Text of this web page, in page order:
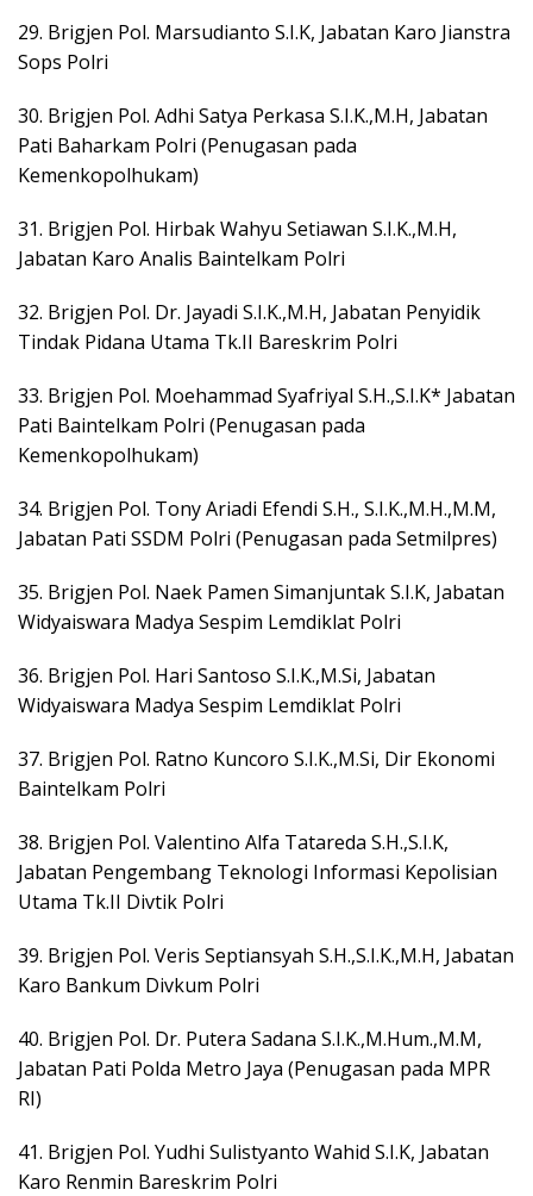
29. Brigjen Pol. Marsudianto S.I.K, Jabatan Karo Jianstra
Sops Polri
30. Brigjen Pol. Adhi Satya Perkasa S.I.K.,M.H, Jabatan
Pati Baharkam Polri (Penugasan pada
Kemenkopolhukam)
31. Brigjen Pol. Hirbak Wahyu Setiawan S.I.K.,M.H,
Jabatan Karo Analis Baintelkam Polri
32. Brigjen Pol. Dr. Jayadi S.I.K.,M.H, Jabatan Penyidik
Tindak Pidana Utama Tk.II Bareskrim Polri
33. Brigjen Pol. Moehammad Syafriyal S.H.,S.I.K* Jabatan
Pati Baintelkam Polri (Penugasan pada
Kemenkopolhukam)
34. Brigjen Pol. Tony Ariadi Efendi S.H., S.I.K.,M.H.,M.M,
Jabatan Pati SSDM Polri (Penugasan pada Setmilpres)
35. Brigjen Pol. Naek Pamen Simanjuntak S.I.K, Jabatan
Widyaiswara Madya Sespim Lemdiklat Polri
36. Brigjen Pol. Hari Santoso S.I.K.,M.Si, Jabatan
Widyaiswara Madya Sespim Lemdiklat Polri
37. Brigjen Pol. Ratno Kuncoro S.I.K.,M.Si, Dir Ekonomi
Baintelkam Polri
38. Brigjen Pol. Valentino Alfa Tatareda S.H.,S.I.K,
Jabatan Pengembang Teknologi Informasi Kepolisian
Utama Tk.II Divtik Polri
39. Brigjen Pol. Veris Septiansyah S.H.,S.I.K.,M.H, Jabatan
Karo Bankum Divkum Polri
40. Brigjen Pol. Dr. Putera Sadana S.I.K.,M.Hum.,M.M,
Jabatan Pati Polda Metro Jaya (Penugasan pada MPR
RI)
41. Brigjen Pol. Yudhi Sulistyanto Wahid S.I.K, Jabatan
Karo Renmin Bareskrim Polri